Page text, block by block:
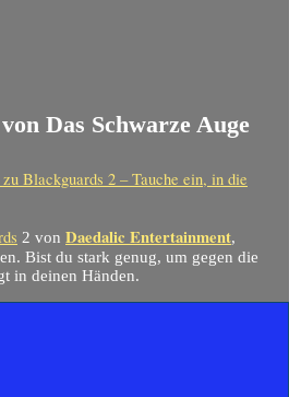
Das Schwarze Auge
zu Blackguards 2 – Tauche ein, in die
2 von Daedalic Entertainment,
Bist du stark genug, um gegen die
in deinen Händen.